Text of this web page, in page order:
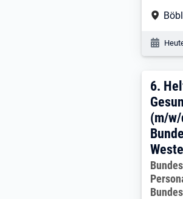
6.
6.
(m/